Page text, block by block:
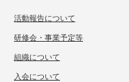
活動報告について
研修会・事業予定等
組織について
入会について